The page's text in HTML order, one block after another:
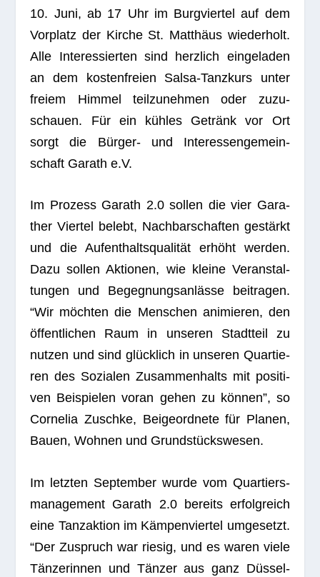
10. Juni, ab 17 Uhr im Burg­vier­tel auf dem
Vor­platz der Kir­che St. Mat­thäus wie­der­holt.
Alle Inter­es­sier­ten sind herz­lich ein­ge­la­den
an dem kos­ten­freien Salsa-Tanz­kurs unter
freiem Him­mel teil­zu­neh­men oder zuzu­
schauen. Für ein küh­les Getränk vor Ort
sorgt die Bür­ger- und Inter­es­sen­ge­mein­
schaft Garath e.V.
Im Pro­zess Garath 2.0 sol­len die vier Gara­
ther Vier­tel belebt, Nach­bar­schaf­ten gestärkt
und die Auf­ent­halts­qua­li­tät erhöht wer­den.
Dazu sol­len Aktio­nen, wie kleine Ver­an­stal­
tun­gen und Begeg­nungs­an­lässe bei­tra­gen.
“Wir möch­ten die Men­schen ani­mie­ren, den
öffent­li­chen Raum in unse­ren Stadt­teil zu
nut­zen und sind glück­lich in unse­ren Quar­tie­
ren des Sozia­len Zusam­men­halts mit posi­ti­
ven Bei­spie­len voran gehen zu kön­nen”, so
Cor­ne­lia Zuschke, Bei­geord­nete für Pla­nen,
Bauen, Woh­nen und Grundstückswesen.
Im letz­ten Sep­tem­ber wurde vom Quar­tiers­
ma­nage­ment Garath 2.0 bereits erfolg­reich
eine Tanz­ak­tion im Käm­pen­vier­tel umge­setzt.
“Der Zuspruch war rie­sig, und es waren viele
Tän­ze­rin­nen und Tän­zer aus ganz Düs­sel­